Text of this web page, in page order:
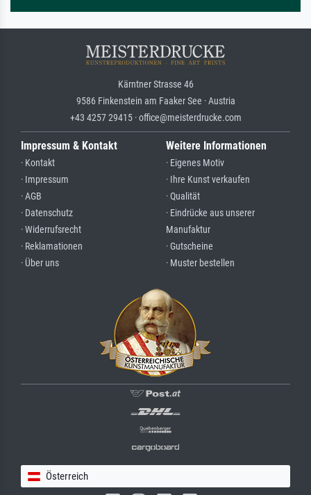
Kärntner Strasse 46
9586 Finkenstein am Faaker See · Austria
+43 4257 29415 · office@meisterdrucke.com
Impressum & Kontakt
· Kontakt
· Impressum
· AGB
· Datenschutz
· Widerrufsrecht
· Reklamationen
· Über uns
Weitere Informationen
· Eigenes Motiv
· Ihre Kunst verkaufen
· Qualität
· Eindrücke aus unserer
Manufaktur
· Gutscheine
· Muster bestellen
Österreich